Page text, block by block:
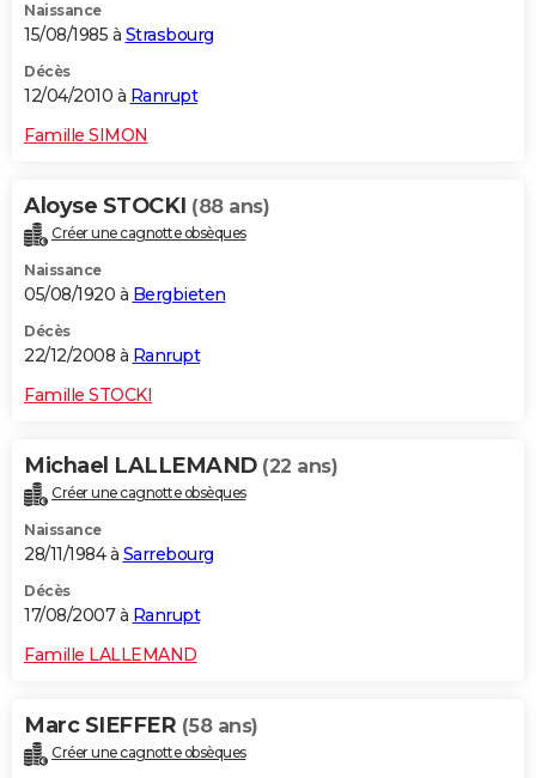
Naissance
15/08/1985 à Strasbourg
Décès
12/04/2010 à Ranrupt
Famille SIMON
Aloyse STOCKI (88 ans)
Créer une cagnotte obsèques
Naissance
05/08/1920 à Bergbieten
Décès
22/12/2008 à Ranrupt
Famille STOCKI
Michael LALLEMAND (22 ans)
Créer une cagnotte obsèques
Naissance
28/11/1984 à Sarrebourg
Décès
17/08/2007 à Ranrupt
Famille LALLEMAND
Marc SIEFFER (58 ans)
Créer une cagnotte obsèques